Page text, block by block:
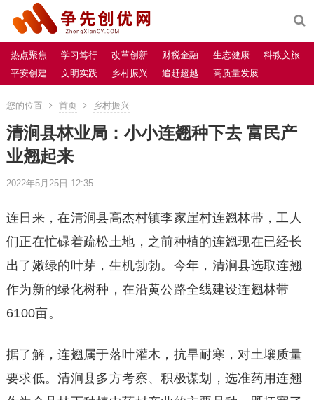
热点聚焦 学习笃行 改革创新 财税金融 生态健康
科教文旅
平安创建
文明实践 乡村振兴 追赶超越 高质量发展
您的位置 首页 乡村振兴
清涧县林业局：小小连翘种下去 富民产
业翘起来
2022年5月25日 12:35
连日来，在清涧县高杰村镇李家崖村连翘林带，工人
们正在忙碌着疏松土地，之前种植的连翘现在已经长
出了嫩绿的叶芽，生机勃勃。今年，清涧县选取连翘
作为新的绿化树种，在沿黄公路全线建设连翘林带
6100亩。
据了解，连翘属于落叶灌木，抗旱耐寒，对土壤质量
要求低。清涧县多方考察、积极谋划，选准药用连翘